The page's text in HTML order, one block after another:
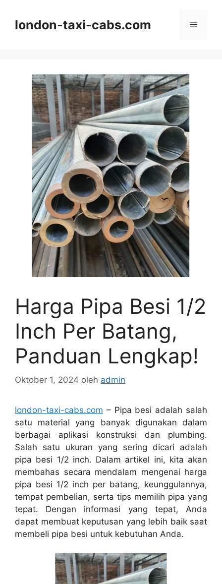
london-taxi-cabs.com Menu
Harga Pipa Besi 1/2
Inch Per Batang,
Panduan Lengkap!
Oktober 1, 2024 oleh admin
london-taxi-cabs.com – Pipa besi adalah salah
satu material yang banyak digunakan dalam
berbagai aplikasi konstruksi dan plumbing.
Salah satu ukuran yang sering dicari adalah
pipa besi 1/2 inch. Dalam artikel ini, kita akan
membahas secara mendalam mengenai harga
pipa besi 1/2 inch per batang, keunggulannya,
tempat pembelian, serta tips memilih pipa yang
tepat. Dengan informasi yang tepat, Anda
dapat membuat keputusan yang lebih baik saat
membeli pipa besi untuk kebutuhan Anda.